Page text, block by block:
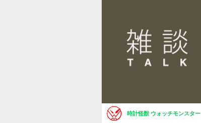
時計怪獣 ウォッチモンスター